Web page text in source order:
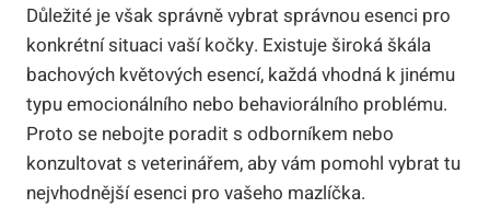
Důležité je však správně vybrat správnou esenci pro
konkrétní situaci vaší kočky. Existuje široká škála
bachových květových esencí, každá vhodná k jinému
typu emocionálního nebo behaviorálního problému.
Proto se nebojte poradit s odborníkem nebo
konzultovat s veterinářem, aby vám pomohl vybrat tu
nejvhodnější esenci pro vašeho mazlíčka.